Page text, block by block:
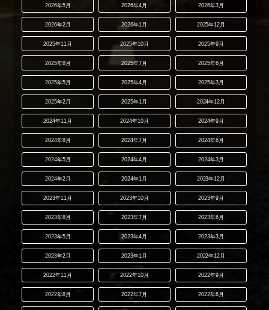
2026年5月 2026年4月 2026年3月
2026年2月 2026年1月 2025年12月
2025年11月 2025年10月 2025年9月
2025年8月 2025年7月 2025年6月
2025年5月 2025年4月 2025年3月
2025年2月 2025年1月 2024年12月
2024年11月 2024年10月 2024年9月
2024年8月 2024年7月 2024年6月
2024年5月 2024年4月 2024年3月
2024年2月 2024年1月 2023年12月
2023年11月 2023年10月 2023年9月
2023年8月 2023年7月 2023年6月
2023年5月 2023年4月 2023年3月
2023年2月 2023年1月 2022年12月
2022年11月 2022年10月 2022年9月
2022年8月 2022年7月 2022年6月